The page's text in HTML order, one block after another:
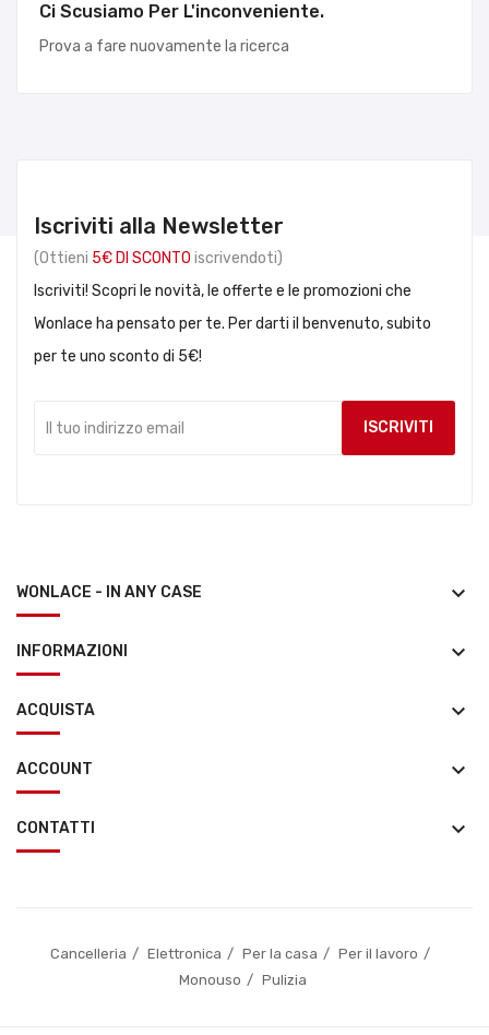
Ci Scusiamo Per L'inconveniente.
Prova a fare nuovamente la ricerca
Iscriviti alla Newsletter
(Ottieni 5€ DI SCONTO iscrivendoti)
Iscriviti! Scopri le novità, le offerte e le promozioni che
Wonlace ha pensato per te. Per darti il benvenuto, subito
per te uno sconto di 5€!
WONLACE - IN ANY CASE keyboard_arrow_down
INFORMAZIONI keyboard_arrow_down
ACQUISTA keyboard_arrow_down
ACCOUNT keyboard_arrow_down
CONTATTI keyboard_arrow_down
Cancelleria Elettronica Per la casa
Per il lavoro
Monouso
Pulizia